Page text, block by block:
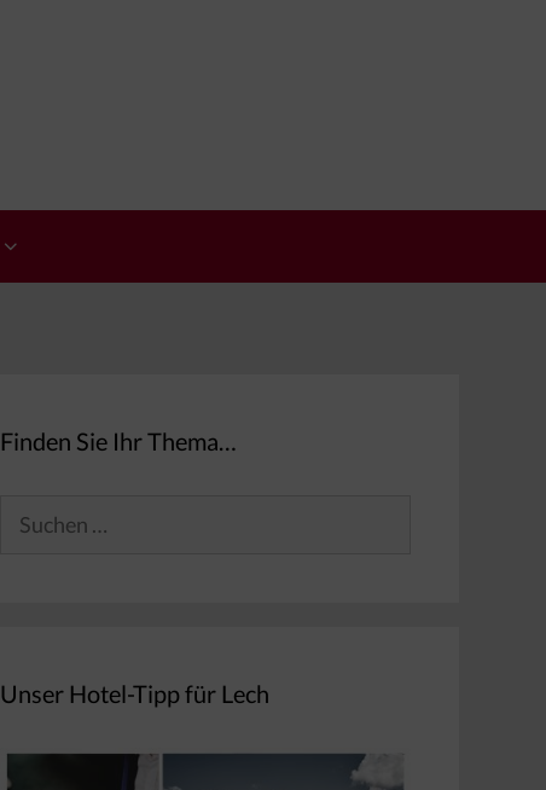
Finden Sie Ihr Thema…
Unser Hotel-Tipp für Lech